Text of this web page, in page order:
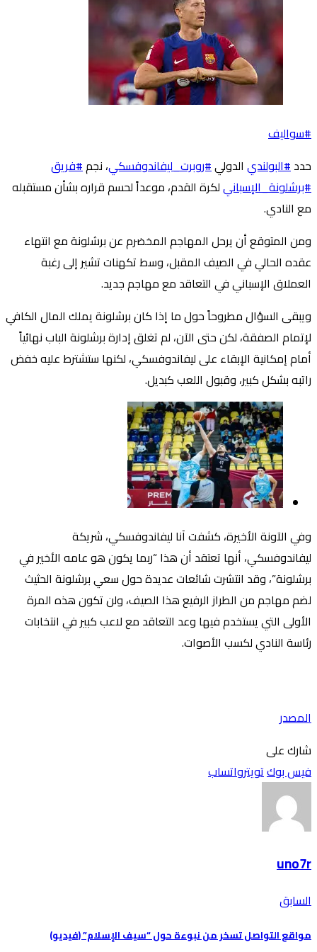
#سواليف
حدد#البولندي الدولي#روبرت_ليفاندوفسكي، نجم#فريق
#برشلونة_الإسبانيلكرة القدم، موعداً لحسم قراره بشأن مستقبله
مع النادي.
ومن المتوقع أن يرحل المهاجم المخضرم عن برشلونة مع انتهاء
عقده الحالي في الصيف المقبل، وسط تكهنات تشير إلى رغبة
العملاق الإسباني في التعاقد مع مهاجم جديد.
ويبقى السؤال مطروحاً حول ما إذا كان برشلونة يملك المال الكافي
لإتمام الصفقة، لكن حتى الآن، لم تغلق إدارة برشلونة الباب نهائياً
أمام إمكانية الإبقاء على ليفاندوفسكي، لكنها ستشترط عليه خفض
راتبه بشكل كبير، وقبول اللعب كبديل.
وفي الآونة الأخيرة، كشفت آنا ليفاندوفسكي، شريكة
ليفاندوفسكي، أنها تعتقد أن هذا “ربما يكون هو عامه الأخير في
برشلونة”، وقد انتشرت شائعات عديدة حول سعي برشلونة الحثيث
لضم مهاجم من الطراز الرفيع هذا الصيف، ولن تكون هذه المرة
الأولى التي يستخدم فيها وعد التعاقد مع لاعب كبير في انتخابات
رئاسة النادي لكسب الأصوات.
المصدر
شارك على
فيس بوكتويترواتساب
uno7r
السابق
مواقع التواصل تسخر من نبوءة حول “سيف الإسلام” (فيديو)